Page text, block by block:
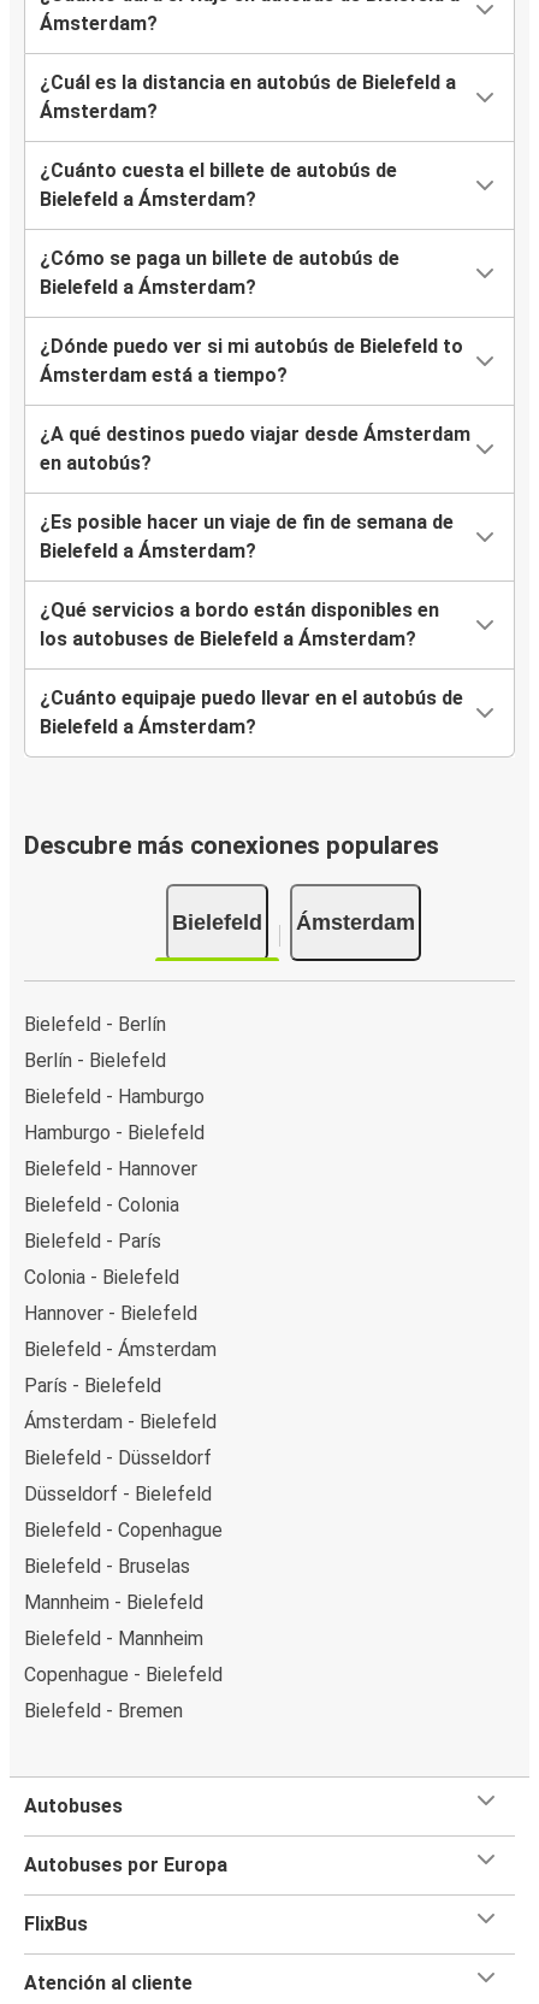
Ámsterdam?
¿Cuál es la distancia en autobús de Bielefeld a
Ámsterdam?
¿Cuánto cuesta el billete de autobús de
Bielefeld a Ámsterdam?
¿Cómo se paga un billete de autobús de
Bielefeld a Ámsterdam?
¿Dónde puedo ver si mi autobús de Bielefeld to
Ámsterdam está a tiempo?
¿A qué destinos puedo viajar desde Ámsterdam
en autobús?
¿Es posible hacer un viaje de fin de semana de
Bielefeld a Ámsterdam?
¿Qué servicios a bordo están disponibles en
los autobuses de Bielefeld a Ámsterdam?
¿Cuánto equipaje puedo llevar en el autobús de
Bielefeld a Ámsterdam?
Descubre más conexiones populares
Bielefeld Ámsterdam
Bielefeld - Berlín
Berlín - Bielefeld
Bielefeld - Hamburgo
Hamburgo - Bielefeld
Bielefeld - Hannover
Bielefeld - Colonia
Bielefeld - París
Colonia - Bielefeld
Hannover - Bielefeld
Bielefeld - Ámsterdam
París - Bielefeld
Ámsterdam - Bielefeld
Bielefeld - Düsseldorf
Düsseldorf - Bielefeld
Bielefeld - Copenhague
Bielefeld - Bruselas
Mannheim - Bielefeld
Bielefeld - Mannheim
Copenhague - Bielefeld
Bielefeld - Bremen
Autobuses
Autobuses por Europa
FlixBus
Atención al cliente